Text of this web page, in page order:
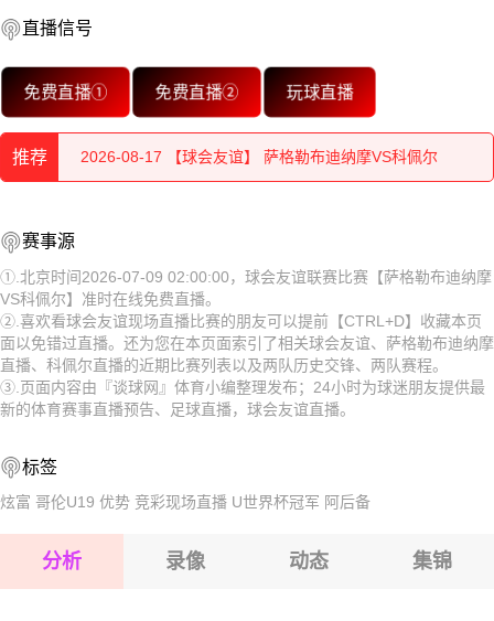
直播信号
免费直播① 免费直播② 玩球直播
推荐
2026-08-17 【球会友谊】 萨格勒布迪纳摩VS科佩尔
2026-08-17 【球会友谊】 萨格勒布迪纳摩VS科佩尔
2026-08-17 【球会友谊】 萨格勒布迪纳摩VS科佩尔
2026-08-17 【球会友谊】 萨格勒布迪纳摩VS科佩尔
2026-08-17 【球会友谊】 萨格勒布迪纳摩VS科佩尔
2026-08-17 【球会友谊】 萨格勒布迪纳摩VS科佩尔
2026-08-17 【球会友谊】 萨格勒布迪纳摩VS科佩尔
2026-08-17 【球会友谊】 萨格勒布迪纳摩VS科佩尔
2026-08-17 【球会友谊】 萨格勒布迪纳摩VS科佩尔
赛事源
①.北京时间2026-07-09 02:00:00，球会友谊联赛比赛【萨格勒布迪纳摩
VS科佩尔】准时在线免费直播。
②.喜欢看球会友谊现场直播比赛的朋友可以提前【CTRL+D】收藏本页
面以免错过直播。还为您在本页面索引了相关球会友谊、萨格勒布迪纳摩
直播、科佩尔直播的近期比赛列表以及两队历史交锋、两队赛程。
③.页面内容由『谈球网』体育小编整理发布；24小时为球迷朋友提供最
新的体育赛事直播预告、足球直播，球会友谊直播。
标签
炫富 哥伦U19 优势 竞彩现场直播 U世界杯冠军 阿后备
分析 录像 动态 集锦